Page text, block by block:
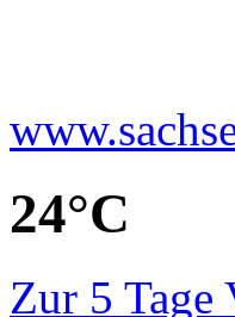
24°C
Zur 5 Tage